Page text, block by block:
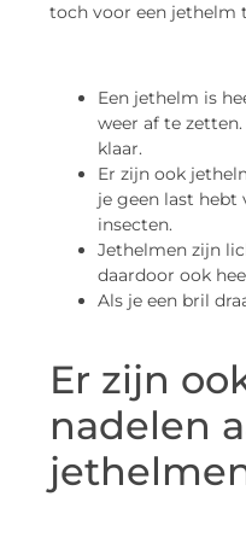
toch voor een jethelm
Een jethelm is
weer af te
klaar.
Er zijn ook
je geen last hebt
insecten.
Jethelmen zijn
daardoor ook
Als je een bril
Er zijn
nadelen